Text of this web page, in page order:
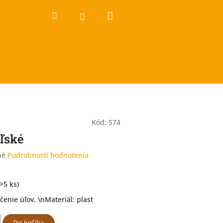
Hľadať Prihlásenie
Kód: 574
Podrobnosti hodnotenia
ks)
úľov. \nMateriál: plast